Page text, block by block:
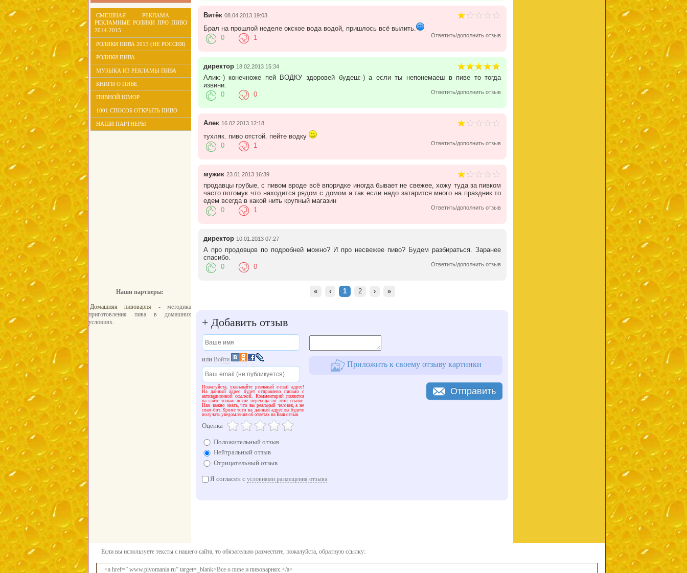
СМЕШНАЯ РЕКЛАМА -
РЕКЛАМНЫЕ РОЛИКИ ПРО ПИВО
2014-2015
РОЛИКИ ПИВА 2013 (НЕ РОССИЯ)
РОЛИКИ ПИВА
МУЗЫКА ИЗ РЕКЛАМЫ ПИВА
КНИГИ О ПИВЕ
ПИВНОЙ ЮМОР
1001 СПОСОБ ОТКРЫТЬ ПИВО
НАШИ ПАРТНЕРЫ
Наши партнеры:
Домашняя пивоварня - методика
приготовления пива в домашних
условиях.
Витёк 08.04.2013 19:03
Брал на прошлой неделе окское вода водой, пришлось всё вылить.
Ответить/дополнить отзыв
0 1
директор 18.02.2013 15:34
Алик:-) конечноже пей ВОДКУ здоровей будеш:-) а если ты непонемаеш в пиве то тогда
извини.
Ответить/дополнить отзыв
0 0
Алек 16.02.2013 12:18
тухляк. пиво отстой. пейте водку
Ответить/дополнить отзыв
0 1
мужик 23.01.2013 16:39
продавцы грубые, с пивом вроде всё впорядке иногда бывает не свежее, хожу туда за пивком
часто потомук что находится рядом с домом а так если надо затарится много на праздник то
едем всегда в какой нить крупный магазин
Ответить/дополнить отзыв
0 1
директор 10.01.2013 07:27
А про продовцов по подробней можно? И про несвежее пиво? Будем разбираться. Заранее
спасибо.
Ответить/дополнить отзыв
0 0
« ‹ 1 2 › »
+ Добавить отзыв
или Войти
Пожалуйста, указывайте реальный e-mail адрес!
На данный адрес будет отправлено письмо с
активационной ссылкой. Комментарий появится
на сайте только после перехода по этой ссылке.
Нам важно знать, что вы реальный человек, а не
спам-бот. Кроме того на данный адрес вы будете
получать уведомления об ответах на Ваш отзыв.
Оценка
Положительный отзыв
Нейтральный отзыв
Отрицательный отзыв
Приложить к своему отзыву картинки
Я согласен с условиями размещения отзыва
Отправить
Если вы используете тексты с нашего сайта, то обязательно разместите, пожалуйста, обратную ссылку:
<a href=” www.pivomania.ru” target=_blank>Все о пиве и пивоварнях.</a>